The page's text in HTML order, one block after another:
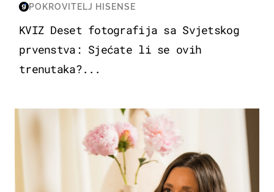
POKROVITELJ HISENSE
KVIZ Deset fotografija sa Svjetskog
prvenstva: Sjećate li se ovih
trenutaka?...
MODA & LJEPOTA